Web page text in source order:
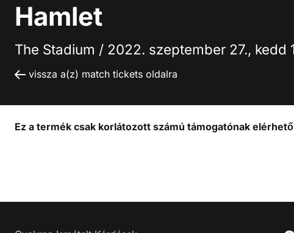
Hamlet
The Stadium / 2022. szeptember 27., kedd
vissza a(z) match tickets oldalra
Ez a termék csak korlátozott számú támogatónak